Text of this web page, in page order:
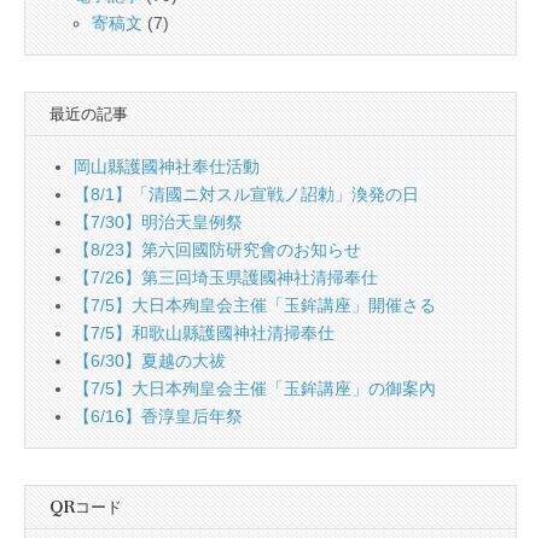
寄稿文 (7)
最近の記事
岡山縣護國神社奉仕活動
【8/1】「清國ニ対スル宣戦ノ詔勅」渙発の日
【7/30】明治天皇例祭
【8/23】第六回國防研究會のお知らせ
【7/26】第三回埼玉県護國神社清掃奉仕
【7/5】大日本殉皇会主催「玉鉾講座」開催さる
【7/5】和歌山縣護國神社清掃奉仕
【6/30】夏越の大祓
【7/5】大日本殉皇会主催「玉鉾講座」の御案內
【6/16】香淳皇后年祭
QRコード